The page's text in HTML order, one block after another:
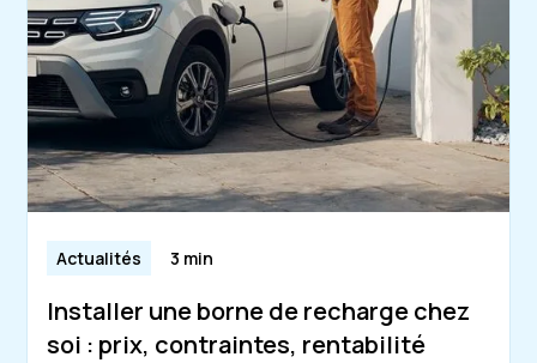
Actualités 3 min
Installer une borne de recharge chez
soi : prix, contraintes, rentabilité